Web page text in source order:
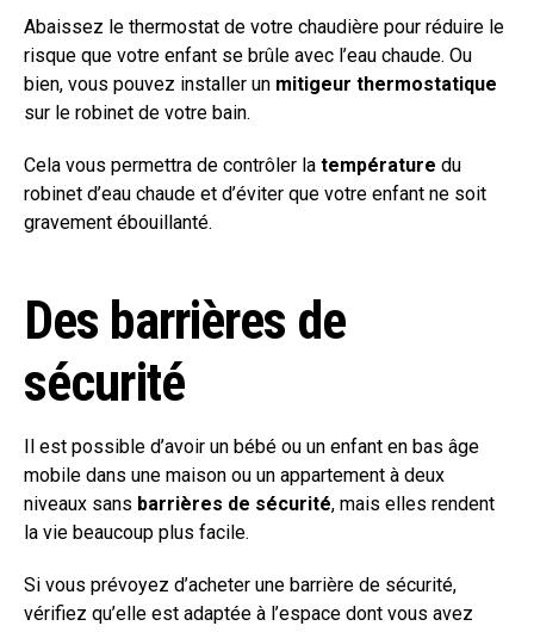
Abaissez le thermostat de votre chaudière pour réduire le
risque que votre enfant se brûle avec l’eau chaude. Ou
bien, vous pouvez installer un mitigeur thermostatique
sur le robinet de votre bain.
Cela vous permettra de contrôler la température du
robinet d’eau chaude et d’éviter que votre enfant ne soit
gravement ébouillanté.
Des barrières de
sécurité
Il est possible d’avoir un bébé ou un enfant en bas âge
mobile dans une maison ou un appartement à deux
niveaux sans barrières de sécurité, mais elles rendent
la vie beaucoup plus facile.
Si vous prévoyez d’acheter une barrière de sécurité,
vérifiez qu’elle est adaptée à l’espace dont vous avez